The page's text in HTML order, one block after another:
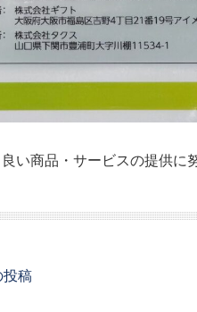
い商品・サービスの提供に
稿